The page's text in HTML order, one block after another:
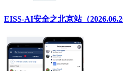
EISS-AI安全之北京站（